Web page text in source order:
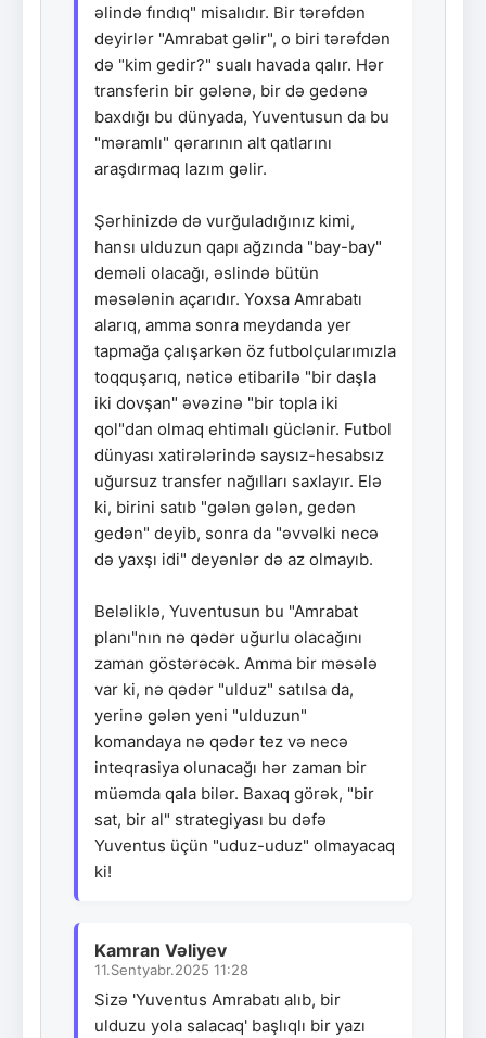
əlində fındıq" misalıdır. Bir tərəfdən
deyirlər "Amrabat gəlir", o biri tərəfdən
də "kim gedir?" sualı havada qalır. Hər
transferin bir gələnə, bir də gedənə
baxdığı bu dünyada, Yuventusun da bu
"məramlı" qərarının alt qatlarını
araşdırmaq lazım gəlir.
Şərhinizdə də vurğuladığınız kimi,
hansı ulduzun qapı ağzında "bay-bay"
deməli olacağı, əslində bütün
məsələnin açarıdır. Yoxsa Amrabatı
alarıq, amma sonra meydanda yer
tapmağa çalışarkən öz futbolçularımızla
toqquşarıq, nəticə etibarilə "bir daşla
iki dovşan" əvəzinə "bir topla iki
qol"dan olmaq ehtimalı güclənir. Futbol
dünyası xatirələrində saysız-hesabsız
uğursuz transfer nağılları saxlayır. Elə
ki, birini satıb "gələn gələn, gedən
gedən" deyib, sonra da "əvvəlki necə
də yaxşı idi" deyənlər də az olmayıb.
Beləliklə, Yuventusun bu "Amrabat
planı"nın nə qədər uğurlu olacağını
zaman göstərəcək. Amma bir məsələ
var ki, nə qədər "ulduz" satılsa da,
yerinə gələn yeni "ulduzun"
komandaya nə qədər tez və necə
inteqrasiya olunacağı hər zaman bir
müəmda qala bilər. Baxaq görək, "bir
sat, bir al" strategiyası bu dəfə
Yuventus üçün "uduz-uduz" olmayacaq
ki!
Kamran Vəliyev
11.Sentyabr.2025 11:28
Sizə 'Yuventus Amrabatı alıb, bir
ulduzu yola salacaq' başlıqlı bir yazı